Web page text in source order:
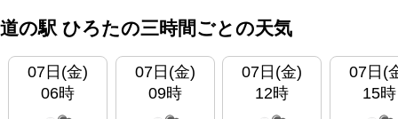
道の駅 ひろたの三時間ごとの天気
07日(金)
06時
07日(金)
09時
07日(金)
12時
07日(
15時